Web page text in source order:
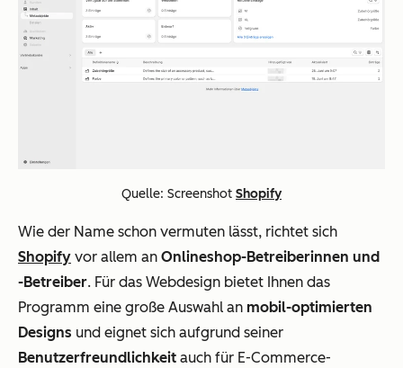
Quelle: Screenshot Shopify
Wie der Name schon vermuten lässt, richtet sich
Shopify vor allem an Onlineshop-Betreiberinnen und
-Betreiber. Für das Webdesign bietet Ihnen das
Programm eine große Auswahl an mobil-optimierten
Designs und eignet sich aufgrund seiner
Benutzerfreundlichkeit auch für E-Commerce-